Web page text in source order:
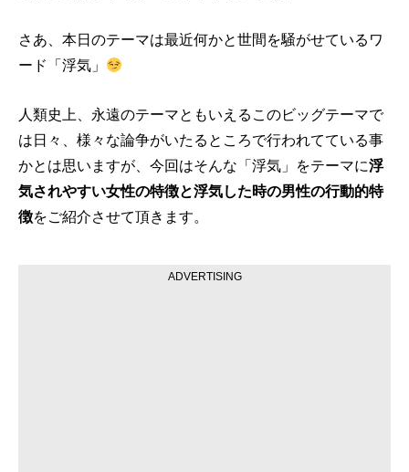
さあ、本日のテーマは最近何かと世間を騒がせているワ
ード「浮気」
人類史上、永遠のテーマともいえるこのビッグテーマで
は日々、様々な論争がいたるところで行われてている事
かとは思いますが、今回はそんな「浮気」をテーマに浮
気されやすい女性の特徴と浮気した時の男性の行動的特
徴をご紹介させて頂きます。
ADVERTISING